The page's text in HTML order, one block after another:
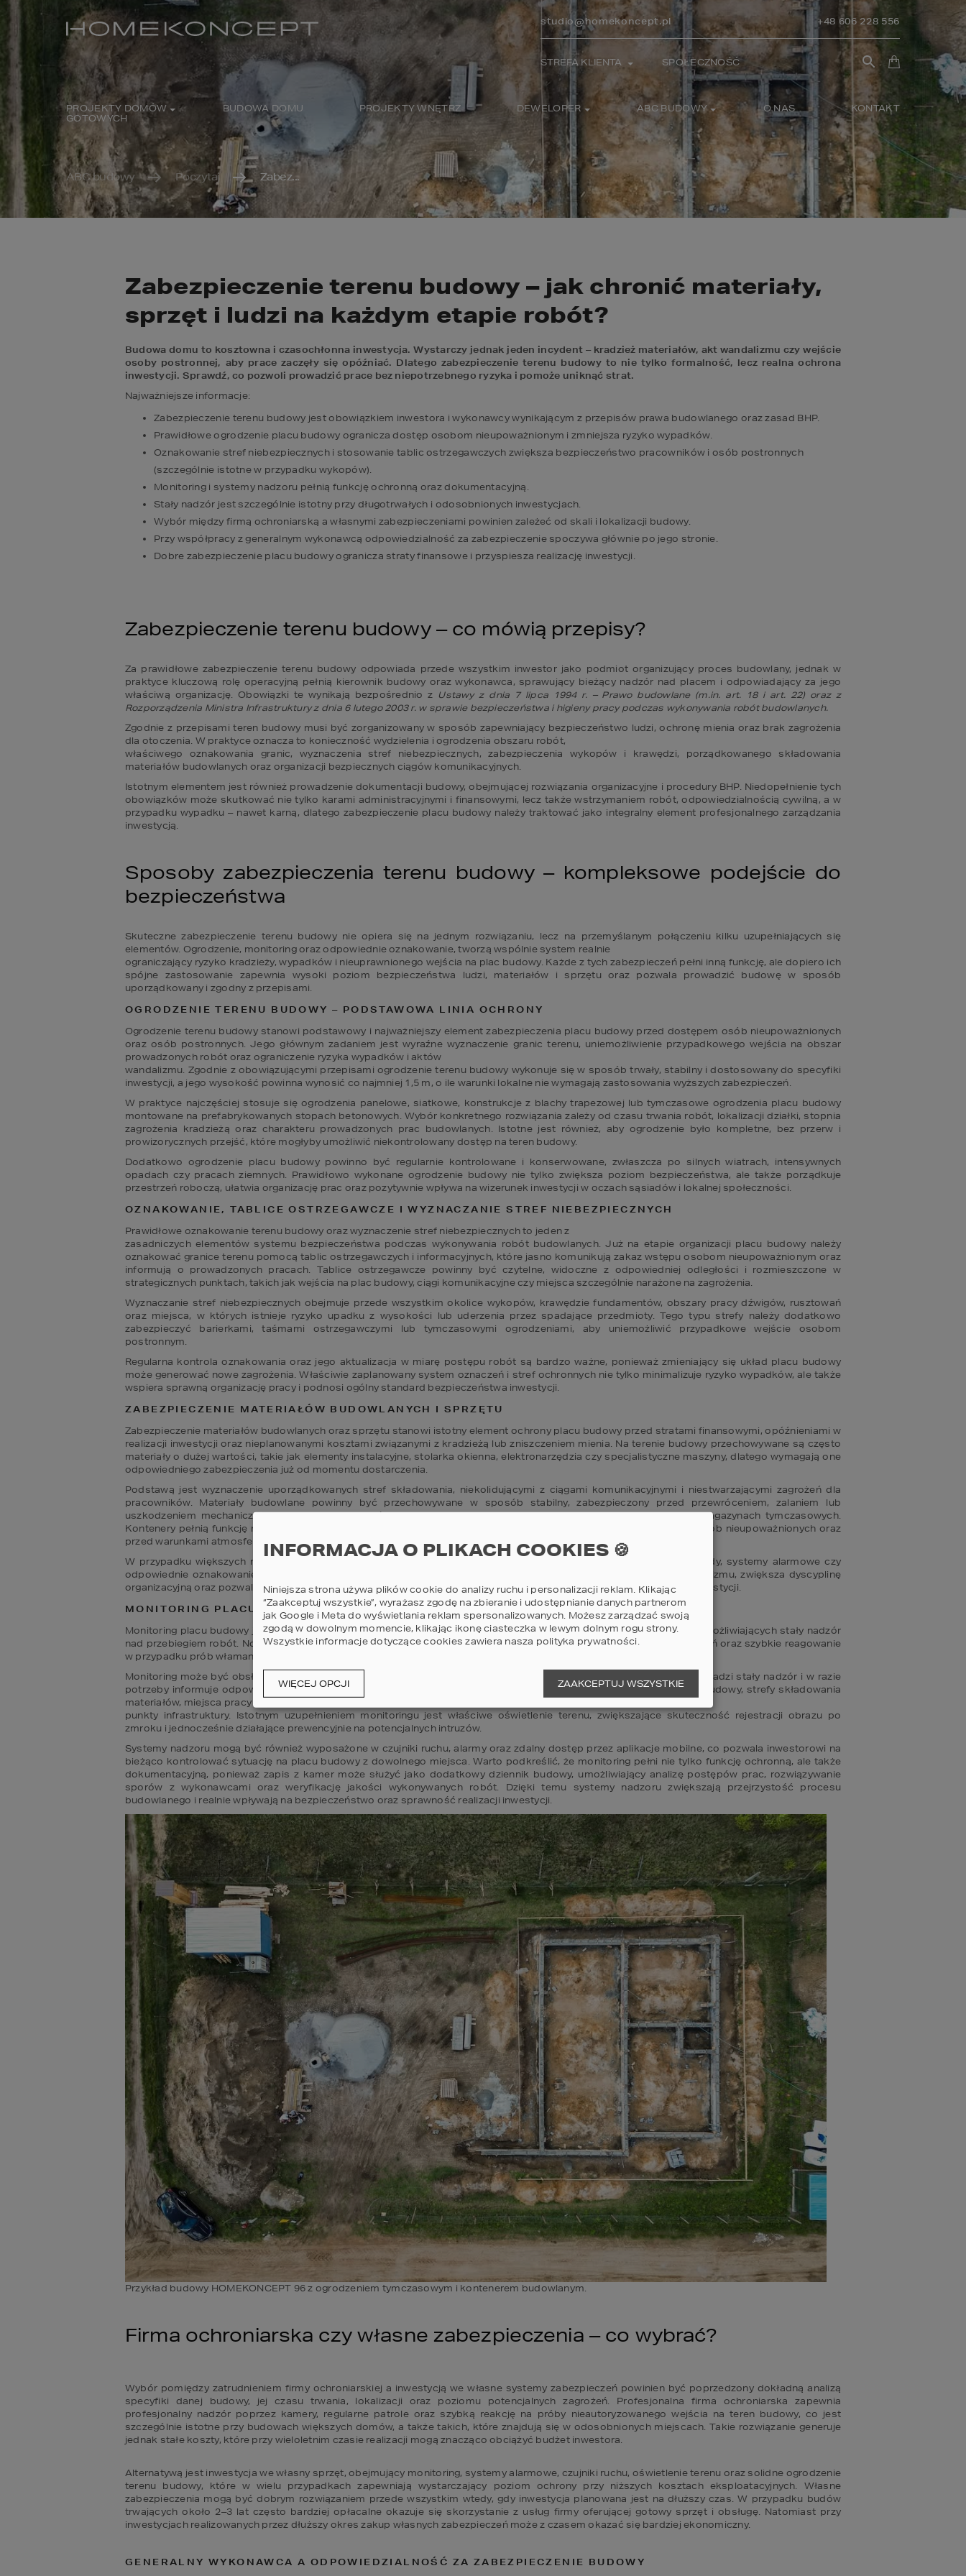
studio@homekoncept.pl +48 606 228 556
STREFA KLIENTA SPOŁECZNOŚĆ
PROJEKTY DOMÓW
GOTOWYCH
BUDOWA DOMU PROJEKTY WNĘTRZ DEWELOPER ABC BUDOWY O NAS KONTAKT
ABC budowy Poczytaj Zabez...
Zabezpieczenie terenu budowy – jak chronić materiały,
sprzęt i ludzi na każdym etapie robót?
Budowa domu to kosztowna i czasochłonna inwestycja. Wystarczy jednak jeden incydent – kradzież materiałów, akt wandalizmu czy wejście
osoby postronnej, aby prace zaczęły się opóźniać. Dlatego zabezpieczenie terenu budowy to nie tylko formalność, lecz realna ochrona
inwestycji. Sprawdź, co pozwoli prowadzić prace bez niepotrzebnego ryzyka i pomoże uniknąć strat.
Najważniejsze informacje:
Zabezpieczenie terenu budowy jest obowiązkiem inwestora i wykonawcy wynikającym z przepisów prawa budowlanego oraz zasad BHP.
Prawidłowe ogrodzenie placu budowy ogranicza dostęp osobom nieupoważnionym i zmniejsza ryzyko wypadków.
Oznakowanie stref niebezpiecznych i stosowanie tablic ostrzegawczych zwiększa bezpieczeństwo pracowników i osób postronnych
(szczególnie istotne w przypadku wykopów).
Monitoring i systemy nadzoru pełnią funkcję ochronną oraz dokumentacyjną.
Stały nadzór jest szczególnie istotny przy długotrwałych i odosobnionych inwestycjach.
Wybór między firmą ochroniarską a własnymi zabezpieczeniami powinien zależeć od skali i lokalizacji budowy.
Przy współpracy z generalnym wykonawcą odpowiedzialność za zabezpieczenie spoczywa głównie po jego stronie.
Dobre zabezpieczenie placu budowy ogranicza straty finansowe i przyspiesza realizację inwestycji.
Zabezpieczenie terenu budowy – co mówią przepisy?
Za prawidłowe zabezpieczenie terenu budowy odpowiada przede wszystkim inwestor jako podmiot organizujący proces budowlany, jednak w
praktyce kluczową rolę operacyjną pełnią kierownik budowy oraz wykonawca, sprawujący bieżący nadzór nad placem i odpowiadający za jego
właściwą organizację. Obowiązki te wynikają bezpośrednio z Ustawy z dnia 7 lipca 1994 r. – Prawo budowlane (m.in. art. 18 i art. 22) oraz z
Rozporządzenia Ministra Infrastruktury z dnia 6 lutego 2003 r. w sprawie bezpieczeństwa i higieny pracy podczas wykonywania robót budowlanych.
Zgodnie z przepisami teren budowy musi być zorganizowany w sposób zapewniający bezpieczeństwo ludzi, ochronę mienia oraz brak zagrożenia
dla otoczenia. W praktyce oznacza to konieczność wydzielenia i ogrodzenia obszaru robót,
właściwego oznakowania granic, wyznaczenia stref niebezpiecznych, zabezpieczenia wykopów i krawędzi, porządkowanego składowania
materiałów budowlanych oraz organizacji bezpiecznych ciągów komunikacyjnych.
Istotnym elementem jest również prowadzenie dokumentacji budowy, obejmującej rozwiązania organizacyjne i procedury BHP. Niedopełnienie tych
obowiązków może skutkować nie tylko karami administracyjnymi i finansowymi, lecz także wstrzymaniem robót, odpowiedzialnością cywilną, a w
przypadku wypadku – nawet karną, dlatego zabezpieczenie placu budowy należy traktować jako integralny element profesjonalnego zarządzania
inwestycją.
Sposoby zabezpieczenia terenu budowy – kompleksowe podejście do
bezpieczeństwa
Skuteczne zabezpieczenie terenu budowy nie opiera się na jednym rozwiązaniu, lecz na przemyślanym połączeniu kilku uzupełniających się
elementów. Ogrodzenie, monitoring oraz odpowiednie oznakowanie, tworzą wspólnie system realnie
ograniczający ryzyko kradzieży, wypadków i nieuprawnionego wejścia na plac budowy. Każde z tych zabezpieczeń pełni inną funkcję, ale dopiero ich
spójne zastosowanie zapewnia wysoki poziom bezpieczeństwa ludzi, materiałów i sprzętu oraz pozwala prowadzić budowę w sposób
uporządkowany i zgodny z przepisami.
OGRODZENIE TERENU BUDOWY – PODSTAWOWA LINIA OCHRONY
Ogrodzenie terenu budowy stanowi podstawowy i najważniejszy element zabezpieczenia placu budowy przed dostępem osób nieupoważnionych
oraz osób postronnych. Jego głównym zadaniem jest wyraźne wyznaczenie granic terenu, uniemożliwienie przypadkowego wejścia na obszar
prowadzonych robót oraz ograniczenie ryzyka wypadków i aktów
wandalizmu. Zgodnie z obowiązującymi przepisami ogrodzenie terenu budowy wykonuje się w sposób trwały, stabilny i dostosowany do specyfiki
inwestycji, a jego wysokość powinna wynosić co najmniej 1,5 m, o ile warunki lokalne nie wymagają zastosowania wyższych zabezpieczeń.
W praktyce najczęściej stosuje się ogrodzenia panelowe, siatkowe, konstrukcje z blachy trapezowej lub tymczasowe ogrodzenia placu budowy
montowane na prefabrykowanych stopach betonowych. Wybór konkretnego rozwiązania zależy od czasu trwania robót, lokalizacji działki, stopnia
zagrożenia kradzieżą oraz charakteru prowadzonych prac budowlanych. Istotne jest również, aby ogrodzenie było kompletne, bez przerw i
prowizorycznych przejść, które mogłyby umożliwić niekontrolowany dostęp na teren budowy.
Dodatkowo ogrodzenie placu budowy powinno być regularnie kontrolowane i konserwowane, zwłaszcza po silnych wiatrach, intensywnych
opadach czy pracach ziemnych. Prawidłowo wykonane ogrodzenie budowy nie tylko zwiększa poziom bezpieczeństwa, ale także porządkuje
przestrzeń roboczą, ułatwia organizację prac oraz pozytywnie wpływa na wizerunek inwestycji w oczach sąsiadów i lokalnej społeczności.
OZNAKOWANIE, TABLICE OSTRZEGAWCZE I WYZNACZANIE STREF NIEBEZPIECZNYCH
Prawidłowe oznakowanie terenu budowy oraz wyznaczenie stref niebezpiecznych to jeden z
zasadniczych elementów systemu bezpieczeństwa podczas wykonywania robót budowlanych. Już na etapie organizacji placu budowy należy
oznakować granice terenu pomocą tablic ostrzegawczych i informacyjnych, które jasno komunikują zakaz wstępu osobom nieupoważnionym oraz
informują o prowadzonych pracach. Tablice ostrzegawcze powinny być czytelne, widoczne z odpowiedniej odległości i rozmieszczone w
strategicznych punktach, takich jak wejścia na plac budowy, ciągi komunikacyjne czy miejsca szczególnie narażone na zagrożenia.
Wyznaczanie stref niebezpiecznych obejmuje przede wszystkim okolice wykopów, krawędzie fundamentów, obszary pracy dźwigów, rusztowań
oraz miejsca, w których istnieje ryzyko upadku z wysokości lub uderzenia przez spadające przedmioty. Tego typu strefy należy dodatkowo
zabezpieczyć barierkami, taśmami ostrzegawczymi lub tymczasowymi ogrodzeniami, aby uniemożliwić przypadkowe wejście osobom
postronnym.
Regularna kontrola oznakowania oraz jego aktualizacja w miarę postępu robót są bardzo ważne, ponieważ zmieniający się układ placu budowy
może generować nowe zagrożenia. Właściwie zaplanowany system oznaczeń i stref ochronnych nie tylko minimalizuje ryzyko wypadków, ale także
wspiera sprawną organizację pracy i podnosi ogólny standard bezpieczeństwa inwestycji.
ZABEZPIECZENIE MATERIAŁÓW BUDOWLANYCH I SPRZĘTU
Zabezpieczenie materiałów budowlanych oraz sprzętu stanowi istotny element ochrony placu budowy przed stratami finansowymi, opóźnieniami w
realizacji inwestycji oraz nieplanowanymi kosztami związanymi z kradzieżą lub zniszczeniem mienia. Na terenie budowy przechowywane są często
materiały o dużej wartości, takie jak elementy instalacyjne, stolarka okienna, elektronarzędzia czy specjalistyczne maszyny, dlatego wymagają one
odpowiedniego zabezpieczenia już od momentu dostarczenia.
Podstawą jest wyznaczenie uporządkowanych stref składowania, niekolidującymi z ciągami komunikacyjnymi i niestwarzającymi zagrożeń dla
pracowników. Materiały budowlane powinny być przechowywane w sposób stabilny, zabezpieczony przed przewróceniem, zalaniem lub
uszkodzeniem mechanicznym, a w miarę możliwości umieszczane w zamykanych kontenerach budowlanych lub magazynach tymczasowych.
Kontenery pełnią funkcję mobilnych schowków, skutecznie chroniących narzędzia i drobny sprzęt przed dostępem osób nieupoważnionych oraz
przed warunkami atmosferycznymi.
W przypadku większych maszyn i urządzeń konieczne jest stosowanie dodatkowych zabezpieczeń, takich jak blokady, systemy alarmowe czy
odpowiednie oznakowanie. Prawidłowe zabezpieczenie placu budowy w tym zakresie ogranicza ryzyko aktów wandalizmu, zwiększa dyscyplinę
organizacyjną oraz pozwala zachować ciągłość robót, co ma bezpośredni wpływ na terminowość i rentowność całej inwestycji.
MONITORING PLACU BUDOWY I SYSTEMY NADZORU
Monitoring placu budowy jest dziś jednym z najskuteczniejszych narzędzi wspierających zabezpieczenie terenu oraz umożliwiających stały nadzór
nad przebiegiem robót. Nowoczesne systemy kamer pozwalają na całodobową obserwację placu, rejestrowanie zdarzeń oraz szybkie reagowanie
w przypadku prób włamania, kradzieży materiałów budowlanych lub aktów wandalizmu.
Monitoring może być obsługiwany bezpośrednio przez inwestora, kierownika budowy lub firmę zewnętrzną, która prowadzi stały nadzór i w razie
potrzeby informuje odpowiednie służby. Odpowiednio rozmieszczone kamery powinny obejmować wejścia na teren budowy, strefy składowania
materiałów, miejsca pracy maszyn oraz newralgiczne
punkty infrastruktury. Istotnym uzupełnieniem monitoringu jest właściwe oświetlenie terenu, zwiększające skuteczność rejestracji obrazu po
zmroku i jednocześnie działające prewencyjnie na potencjalnych intruzów.
Systemy nadzoru mogą być również wyposażone w czujniki ruchu, alarmy oraz zdalny dostęp przez aplikacje mobilne, co pozwala inwestorowi na
bieżąco kontrolować sytuację na placu budowy z dowolnego miejsca. Warto podkreślić, że monitoring pełni nie tylko funkcję ochronną, ale także
dokumentacyjną, ponieważ zapis z kamer może służyć jako dodatkowy dziennik budowy, umożliwiający analizę postępów prac, rozwiązywanie
sporów z wykonawcami oraz weryfikację jakości wykonywanych robót. Dzięki temu systemy nadzoru zwiększają przejrzystość procesu
budowlanego i realnie wpływają na bezpieczeństwo oraz sprawność realizacji inwestycji.
Przykład budowy HOMEKONCEPT 96 z ogrodzeniem tymczasowym i kontenerem budowlanym.
Firma ochroniarska czy własne zabezpieczenia – co wybrać?
Wybór pomiędzy zatrudnieniem firmy ochroniarskiej a inwestycją we własne systemy zabezpieczeń powinien być poprzedzony dokładną analizą
specyfiki danej budowy, jej czasu trwania, lokalizacji oraz poziomu potencjalnych zagrożeń. Profesjonalna firma ochroniarska zapewnia
profesjonalny nadzór poprzez kamery, regularne patrole oraz szybką reakcję na próby nieautoryzowanego wejścia na teren budowy, co jest
szczególnie istotne przy budowach większych domów, a także takich, które znajdują się w odosobnionych miejscach. Takie rozwiązanie generuje
jednak stałe koszty, które przy wieloletnim czasie realizacji mogą znacząco obciążyć budżet inwestora.
Alternatywą jest inwestycja we własny sprzęt, obejmujący monitoring, systemy alarmowe, czujniki ruchu, oświetlenie terenu oraz solidne ogrodzenie
terenu budowy, które w wielu przypadkach zapewniają wystarczający poziom ochrony przy niższych kosztach eksploatacyjnych. Własne
zabezpieczenia mogą być dobrym rozwiązaniem przede wszystkim wtedy, gdy inwestycja planowana jest na dłuższy czas. W przypadku budów
trwających około 2–3 lat często bardziej opłacalne okazuje się skorzystanie z usług firmy oferującej gotowy sprzęt i obsługę. Natomiast przy
inwestycjach realizowanych przez dłuższy okres zakup własnych zabezpieczeń może z czasem okazać się bardziej ekonomiczny.
GENERALNY WYKONAWCA A ODPOWIEDZIALNOŚĆ ZA ZABEZPIECZENIE BUDOWY
INFORMACJA O PLIKACH COOKIES 🍪
Niniejsza strona używa plików cookie do analizy ruchu i personalizacji reklam. Klikając
“Zaakceptuj wszystkie”, wyrażasz zgodę na zbieranie i udostępnianie danych partnerom
jak Google i Meta do wyświetlania reklam spersonalizowanych. Możesz zarządzać swoją
zgodą w dowolnym momencie, klikając ikonę ciasteczka w lewym dolnym rogu strony.
Wszystkie informacje dotyczące cookies zawiera nasza polityka prywatności.
WIĘCEJ OPCJI ZAAKCEPTUJ WSZYSTKIE